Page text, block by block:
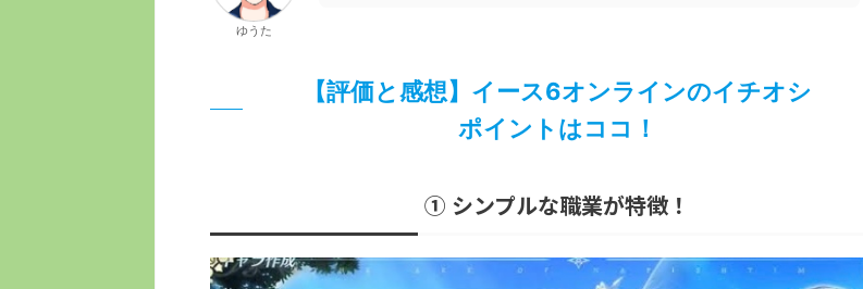
ゆうた
【評価と感想】イース6オンラインのイチオシ
ポイントはココ！
① シンプルな職業が特徴！